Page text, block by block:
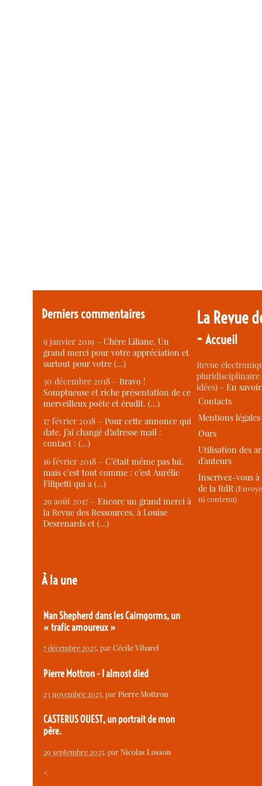
Derniers commentaires
9 janvier 2019 –Chère Liliane, Un
grand merci pour votre appréciation et
surtout pour votre (…)
30 décembre 2018 –Bravo !
Somptueuse et riche présentation de ce
merveilleux poète et érudit. (…)
17 février 2018 –Pour cette annonce qui
date, j’ai changé d’adresse mail :
contact : (…)
16 février 2018 –C’était même pas lui,
mais c’est tout comme : c’est Aurélie
Filipetti qui a (…)
29 août 2017 –Encore un grand merci à
la Revue des Ressources, à Louise
Desrenards et (…)
À la une
Nan Shepherd dans les Cairngorms, un
« trafic amoureux »
7 décembre 2025, parCécile Vibarel
Pierre Mottron - I almost died
23 novembre 2025, parPierre Mottron
CASTERUS OUEST, un portrait de mon
père.
29 septembre 2025, parNicolas Losson
<
La Revue
-Accueil
Revue
idées) -En
Contacts
Mentions légales
Ours
Utilisation des
d’auteurs
Inscrivez-vous
de la RdR
ni contenu)